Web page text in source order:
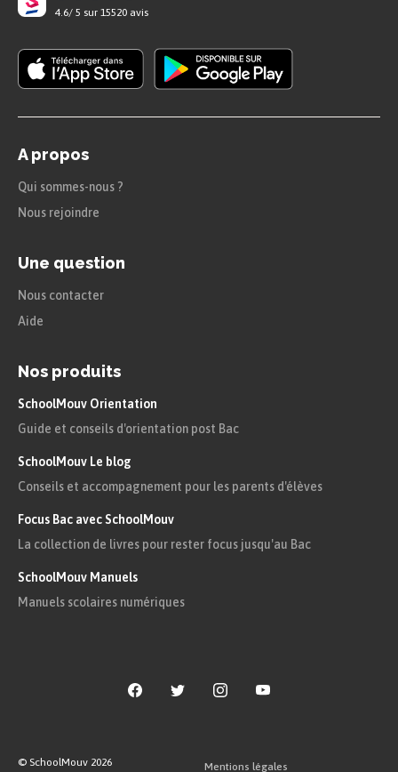
4.6/ 5 sur 15520 avis
A propos
Qui sommes-nous ?
Nous rejoindre
Une question
Nous contacter
Aide
Nos produits
SchoolMouv Orientation
Guide et conseils d'orientation post Bac
SchoolMouv Le blog
Conseils et accompagnement pour les parents d'élèves
Focus Bac avec SchoolMouv
La collection de livres pour rester focus jusqu'au Bac
SchoolMouv Manuels
Manuels scolaires numériques
© SchoolMouv 2026 Mentions légales